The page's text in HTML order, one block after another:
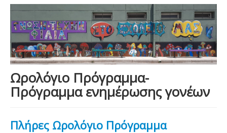
Ωρολόγιο Πρόγραμμα-
Πρόγραμμα ενημέρωσης γονέων
Πλήρες Ωρολόγιο Πρόγραμμα